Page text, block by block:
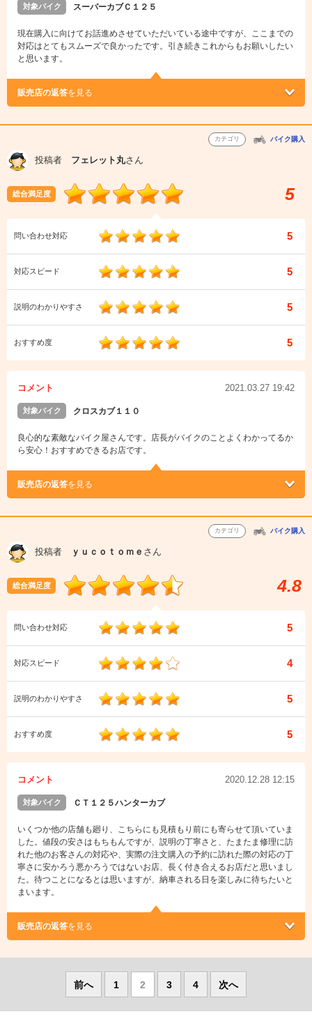
対象バイク スーパーカブＣ１２５
現在購入に向けてお話進めさせていただいている途中ですが、ここまでの
対応はとてもスムーズで良かったです。引き続きこれからもお願いしたい
と思います。
販売店の返答を見る
カテゴリ バイク購入
投稿者 フェレット丸さん
総合満足度 5
問い合わせ対応 5
対応スピード 5
説明のわかりやすさ 5
おすすめ度 5
コメント 2021.03.27 19:42
対象バイク クロスカブ１１０
良心的な素敵なバイク屋さんです。店長がバイクのことよくわかってるか
ら安心！おすすめできるお店です。
販売店の返答を見る
カテゴリ バイク購入
投稿者 ｙｕｃｏｔｏｍｅ さん
総合満足度 4.8
問い合わせ対応 5
対応スピード 4
説明のわかりやすさ 5
おすすめ度 5
コメント 2020.12.28 12:15
対象バイク ＣＴ１２５ハンターカブ
いくつか他の店舗も廻り、こちらにも見積もり前にも寄らせて頂いていま
した。値段の安さはもちもんですが、説明の丁寧さと、たまたま修理に訪
れた他のお客さんの対応や、実際の注文購入の予約に訪れた際の対応の丁
寧さに安かろう悪かろうではないお店、長く付き合えるお店だと思いまし
た。待つことになるとは思いますが、納車される日を楽しみに待ちたいと
まいます。
販売店の返答を見る
前へ 1 2 3 4 次へ